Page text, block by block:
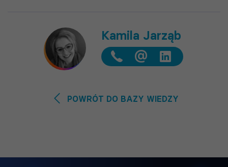
Kamila Jarząb
@
POWRÓT DO BAZY WIEDZY